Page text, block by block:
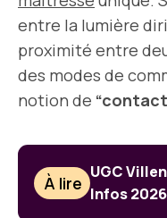
entre la lumière
proximité entre
des modes de
notion de
À lire
UGC
Infos 2026